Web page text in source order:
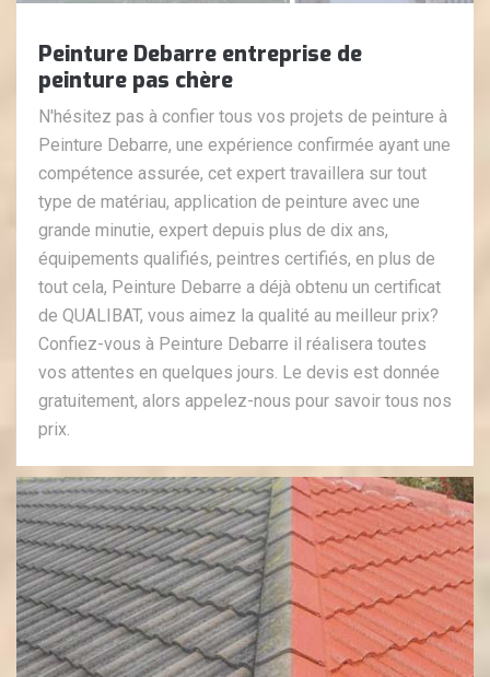
Peinture Debarre entreprise de
peinture pas chère
N'hésitez pas à confier tous vos projets de peinture à
Peinture Debarre, une expérience confirmée ayant une
compétence assurée, cet expert travaillera sur tout
type de matériau, application de peinture avec une
grande minutie, expert depuis plus de dix ans,
équipements qualifiés, peintres certifiés, en plus de
tout cela, Peinture Debarre a déjà obtenu un certificat
de QUALIBAT, vous aimez la qualité au meilleur prix?
Confiez-vous à Peinture Debarre il réalisera toutes
vos attentes en quelques jours. Le devis est donnée
gratuitement, alors appelez-nous pour savoir tous nos
prix.